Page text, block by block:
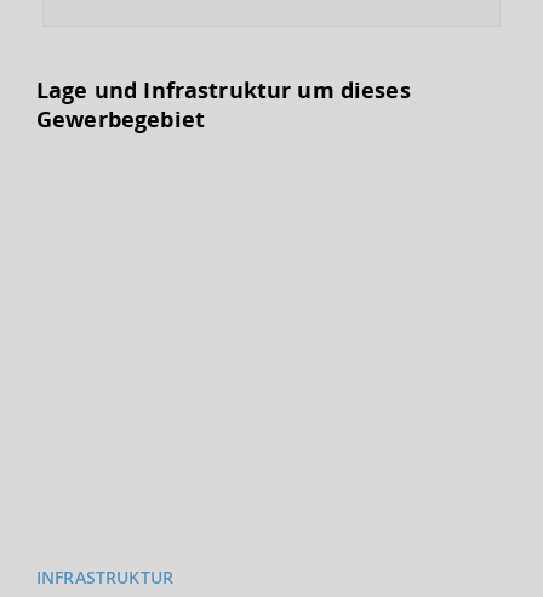
Lage und Infrastruktur um dieses
Gewerbegebiet
INFRASTRUKTUR